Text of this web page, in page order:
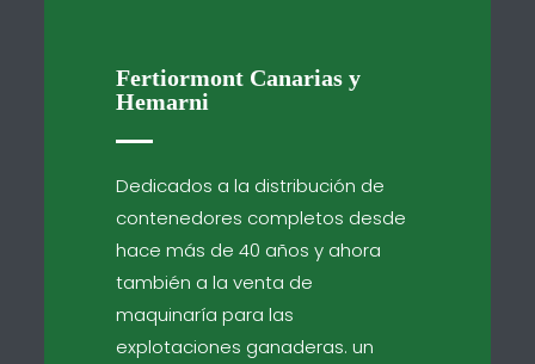
Fertiormont Canarias y
Hemarni
Dedicados a la distribución de
contenedores completos desde
hace más de 40 años y ahora
también a la venta de
maquinaría para las
explotaciones ganaderas. un